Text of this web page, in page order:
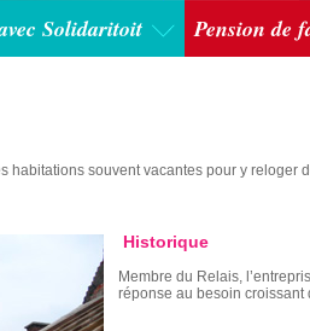
Solidaritoit Pension de
habitations souvent vacantes pour y reloger
Historique
Membre du Relais,
réponse au besoin croissant